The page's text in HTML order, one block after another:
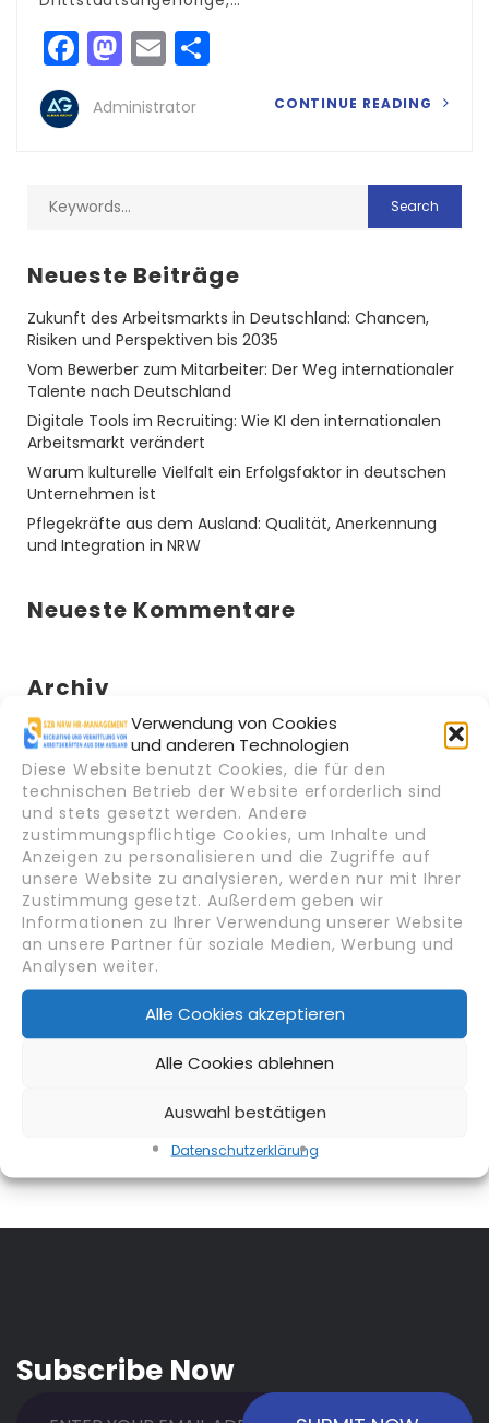
Verwendung von Cookies
und anderen Technologien
Diese Website benutzt Cookies, die für den
technischen Betrieb der Website erforderlich sind
und stets gesetzt werden. Andere
zustimmungspflichtige Cookies, um Inhalte und
Anzeigen zu personalisieren und die Zugriffe auf
unsere Website zu analysieren, werden nur mit Ihrer
Zustimmung gesetzt. Außerdem geben wir
Informationen zu Ihrer Verwendung unserer Website
an unsere Partner für soziale Medien, Werbung und
Analysen weiter.
Alle Cookies akzeptieren
Alle Cookies ablehnen
Auswahl bestätigen
Datenschutz­erklärung
Facebook
Mastodon
Email
Administrator CONTINUE READING
Neueste Beiträge
Zukunft des Arbeitsmarkts in Deutschland: Chancen,
Risiken und Perspektiven bis 2035
Vom Bewerber zum Mitarbeiter: Der Weg internationaler
Talente nach Deutschland
Digitale Tools im Recruiting: Wie KI den internationalen
Arbeitsmarkt verändert
Warum kulturelle Vielfalt ein Erfolgsfaktor in deutschen
Unternehmen ist
Pflegekräfte aus dem Ausland: Qualität, Anerkennung
und Integration in NRW
Neueste Kommentare
Archiv
Oktober 2025
September 2025
Kategorien
Arbeiten in Deutschland
Ausbildung & Karriereentwicklung
HR & Recruiting Trends
Migration & Recht
News
Meta
Subscribe Now